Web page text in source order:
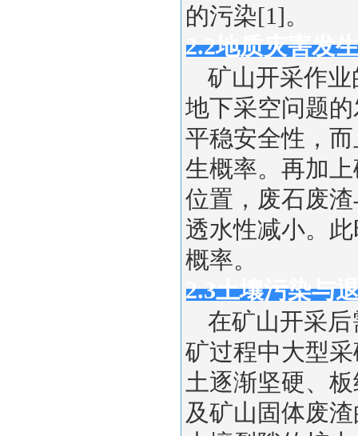
的污染[1]。
2.2地质灾害发
矿山开采作
地下采空问题
平稳安全性，
生概率。再加
位置，废石废
透水性减小。
概率。
2.3土壤污染与
在矿山开采
矿过程中大型
土逐渐坚硬、
及矿山固体废